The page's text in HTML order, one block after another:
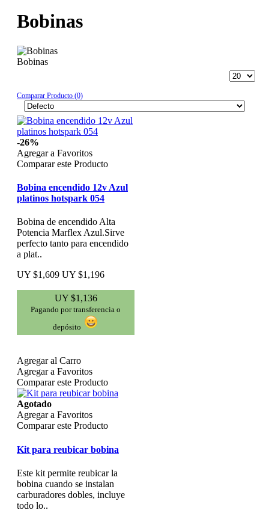
Bobinas
Bobinas
Comparar Producto (0)
-26%
Agregar a Favoritos
Comparar este Producto
Bobina encendido 12v Azul
platinos hotspark 054
Bobina de encendido Alta
Potencia Marflex Azul.Sirve
perfecto tanto para encendido
a plat..
UY $1,609 UY $1,196
UY $1,136
Pagando por transferencia o
depósito
Agregar al Carro
Agregar a Favoritos
Comparar este Producto
Agotado
Agregar a Favoritos
Comparar este Producto
Kit para reubicar bobina
Este kit permite reubicar la
bobina cuando se instalan
carburadores dobles, incluye
todo lo..